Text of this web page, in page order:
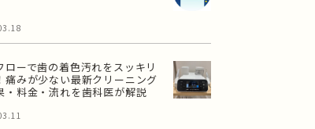
ローで歯の着色汚れをスッキリ
痛みが少ない最新クリーニング
・料金・流れを歯科医が解説